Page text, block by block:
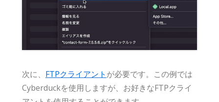
次に、 FTPクライアント が必要です。この例では
Cyberduckを使用しますが、お好きなFTPクライ